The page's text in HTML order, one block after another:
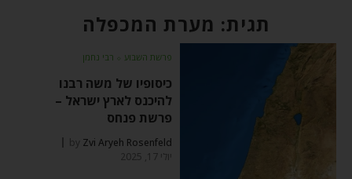
תגית: מערת המכפלה
פרשת השבוע ⬦ רבי נחמן
כיסופיו של משה רבנו
להיכנס לארץ ישראל –
פרשת פנחס
by Zvi Aryeh Rosenfeld
יולי 17, 2025